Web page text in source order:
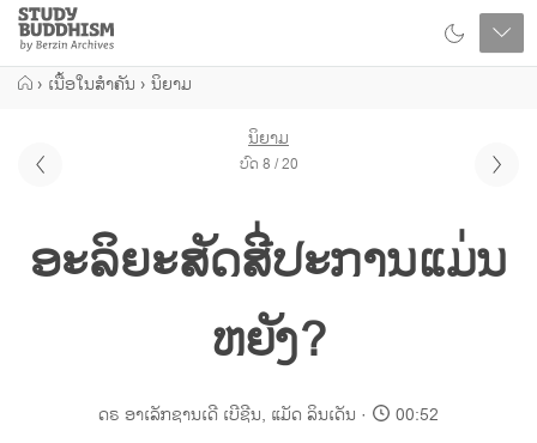
Close
Study
Buddhism
Home
› ເນື້ອໃນສຳຄັນ › ນິຍາມ
ນິຍາມ
ບົດ 8 / 20
ອະລິຍະສັດສີ່ປະການແມ່ນ
ຫຍັງ?
ດຣ ອາເລັກຊານເດີ ເບີຊີນ, ແມັດ ລິນເດັນ 00:52